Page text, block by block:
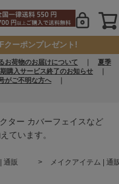
クーポンプレゼント!
お荷物のお届けについて
夏季
購入サービス終了のお知らせ
がご不明な方へ
ター カバーフェイスなど
ています。
通販 メイクアイテム | 通